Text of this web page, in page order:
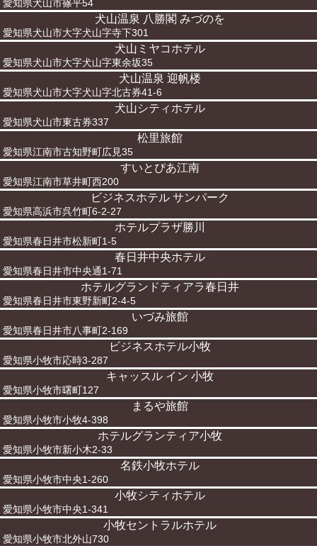
愛知県犬山市篠平54
犬山温泉 八勝閣 みづのを
愛知県犬山市大字犬山字寺下301
犬山ミヤコホテル
愛知県犬山市大字犬山字東余坂35
犬山温泉 迎帆楼
愛知県犬山市大字犬山字北古券41-6
犬山シティホテル
愛知県犬山市東古券337
松里旅館
愛知県江南市古知野町広見35
すいとぴあ江南
愛知県江南市草井町西200
ビジネスホテル サンパーク
愛知県高浜市呉竹町6-2-27
ホテルプラザ勝川
愛知県春日井市松新町1-5
春日井中央ホテル
愛知県春日井市中央通1-71
ホテルグランドティアラ春日井
愛知県春日井市東野新町2-4-5
いづみ旅館
愛知県春日井市八事町2-169
ビジネスホテル小牧
愛知県小牧市応時3-287
キャッスル イン 小牧
愛知県小牧市曙町127
まるや旅館
愛知県小牧市小牧4-398
ホテルグランティア小牧
愛知県小牧市新小木2-33
名鉄小牧ホテル
愛知県小牧市中央1-260
小牧シティホテル
愛知県小牧市中央1-341
小牧セントラルホテル
愛知県小牧市北外山730